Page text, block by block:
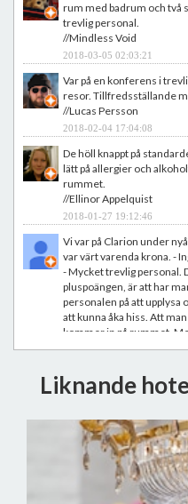
rum med badrum och två
trevlig personal.
//Mindless Void
2018-03-05 02:03:21
Var på en konferens i
resor. Tillfredsställande
//Lucas Persson
2018-02-04 17:04:08
De höll knappt på
lätt på allergier och
rummet.
//Ellinor Appelquist
2018-01-27 19:12:46
Vi var på Clarion under
var värt varenda krona. -
- Mycket trevlig personal.
pluspoängen, är att har
personalen på att upplysa
att kunna åka hiss. Att
kommer in på rummet.
kommer att återkomma
2018-01-22 21:37:40
Blev uppgraderad som
det uppskattas. Bra
nästa tillfälle med tidigt
//JAN-OLOF STRÖMBERG
2017-12-01 22:52:58
Liknande